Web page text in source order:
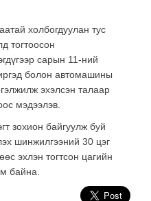
холбогдуулан тус
тогтоосон
сарын 11-ний
болон автомашины
эхэлсэн талаар
мэдээлэв.
зохион байгуулж буй
шинжилгээний 30 цэг
эхлэн тогтсон цагийн
байна.